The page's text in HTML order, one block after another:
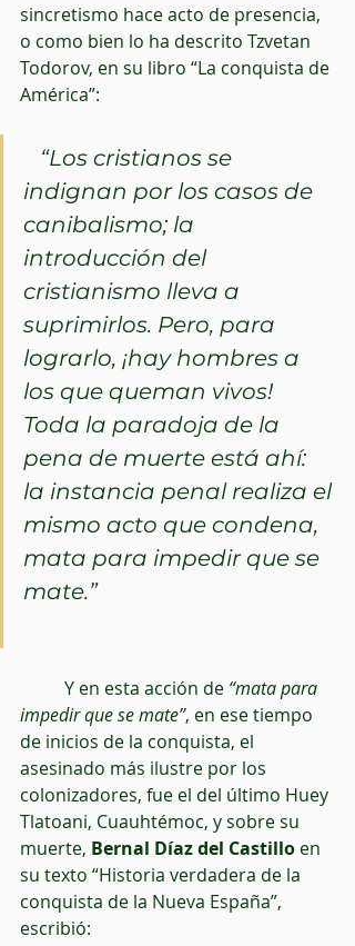
sincretismo hace acto de presencia,
o como bien lo ha descrito Tzvetan
Todorov, en su libro “La conquista de
América”:
indignan por los casos de
canibalismo; la
introducción del
cristianismo lleva a
suprimirlos. Pero, para
lograrlo, ¡hay hombres a
los que queman vivos!
Toda la paradoja de la
pena de muerte está ahí:
la instancia penal realiza el
mismo acto que condena,
mata para impedir que se
mate.”
          Y en esta acción de
“mata para
impedir que se mate”, en ese tiempo
de inicios de la conquista, el
asesinado más ilustre por los
colonizadores, fue el del último Huey
Tlatoani, Cuauhtémoc, y sobre su
muerte, Bernal Díaz del Castillo en
su texto “Historia verdadera de la
conquista de la Nueva España”,
escribió: